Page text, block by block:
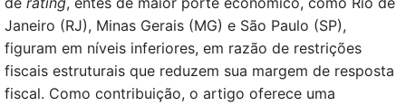
Janeiro (RJ), Minas Gerais (MG) e São Paulo (SP),
figuram em níveis inferiores, em razão de restrições
fiscais estruturais que reduzem sua margem de resposta
fiscal. Como contribuição, o artigo oferece uma